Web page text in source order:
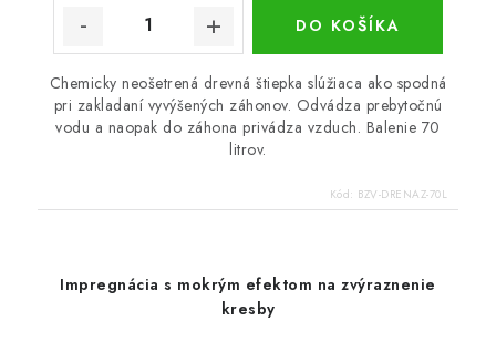
DO KOŠÍKA
Chemicky neošetrená drevná štiepka slúžiaca ako spodná
pri zakladaní vyvýšených záhonov. Odvádza prebytočnú
vodu a naopak do záhona privádza vzduch. Balenie 70
litrov.
Kód: BZV-DRENAZ-70L
Impregnácia s mokrým efektom na zvýraznenie
kresby